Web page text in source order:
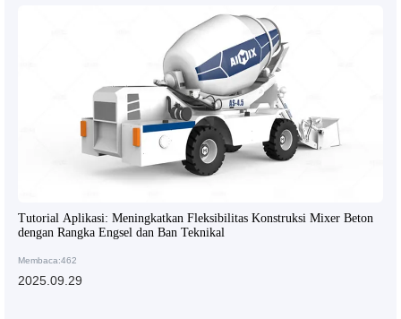
Tutorial Aplikasi: Meningkatkan Fleksibilitas Konstruksi Mixer Beton
dengan Rangka Engsel dan Ban Teknikal
Membaca:462
2025.09.29